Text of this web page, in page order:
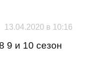
13.04.2020 в 10:16
9 и 10 сезон